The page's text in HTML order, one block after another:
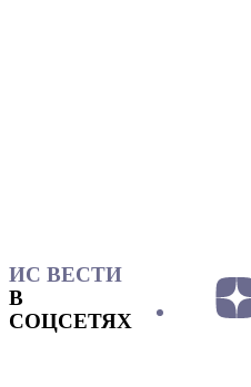
ИС ВЕСТИ
В
СОЦСЕТЯХ